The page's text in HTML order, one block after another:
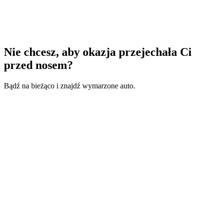
Nie chcesz, aby okazja przejechała Ci
przed nosem?
Bądź na bieżąco i znajdź wymarzone auto.